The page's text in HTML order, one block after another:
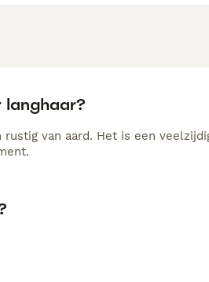
langhaar?
van aard. Het is een